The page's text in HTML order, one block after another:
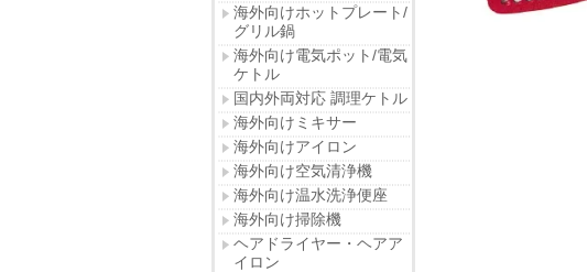
海外向けホットプレート/
グリル鍋
海外向け電気ポット/電気
ケトル
国内外両対応 調理ケトル
海外向けミキサー
海外向けアイロン
海外向け空気清浄機
海外向け温水洗浄便座
海外向け掃除機
ヘアドライヤー・ヘアア
イロン